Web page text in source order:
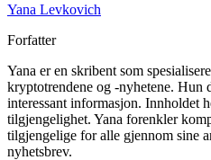
Yana Levkovich
Forfatter
Yana er en skribent som
kryptotrendene og -nyhetene. Hun
interessant informasjon. Innholdet
tilgjengelighet. Yana forenkler
tilgjengelige for alle gjennom sine
nyhetsbrev.